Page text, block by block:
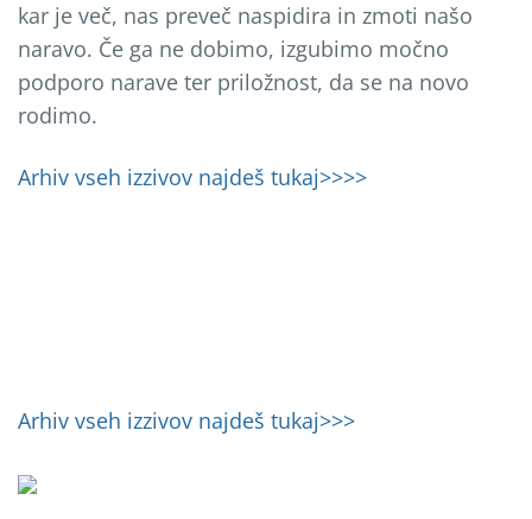
kar je več, nas preveč naspidira in zmoti našo
naravo. Če ga ne dobimo, izgubimo močno
podporo narave ter priložnost, da se na novo
rodimo.
Arhiv vseh izzivov najdeš tukaj>>>>
Arhiv vseh izzivov najdeš tukaj>>>